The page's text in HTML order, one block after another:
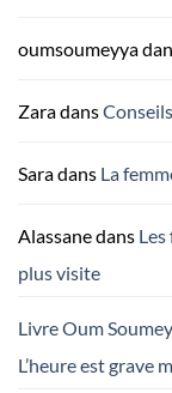
oumsoumeyya
Zaradans
Saradans La
Alassanedans
plus visite
Livre Oum
L’heure est grave